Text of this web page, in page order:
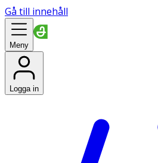
Gå till innehåll
Meny
Logga in